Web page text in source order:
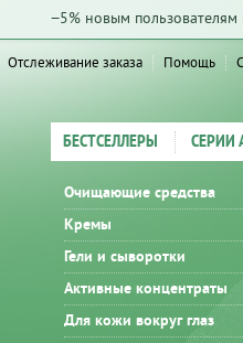
−5% новым пользователям
Отслеживание заказа Помощь
БЕСТСЕЛЛЕРЫ СЕРИИ
Очищающие средства
Кремы
Гели и сыворотки
Активные концентраты
Для кожи вокруг глаз